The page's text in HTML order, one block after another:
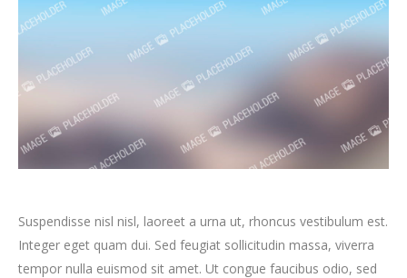
Suspendisse nisl nisl, laoreet a urna ut, rhoncus vestibulum est.
Integer eget quam dui. Sed feugiat sollicitudin massa, viverra
tempor nulla euismod sit amet. Ut congue faucibus odio, sed